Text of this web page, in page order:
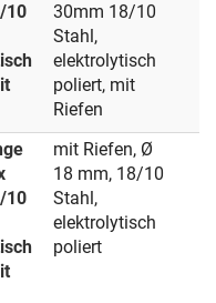
10
30mm 18/10
Stahl,
elektrolytisch
poliert, mit
Riefen
10
mit Riefen, Ø
18 mm, 18/10
Stahl,
elektrolytisch
poliert